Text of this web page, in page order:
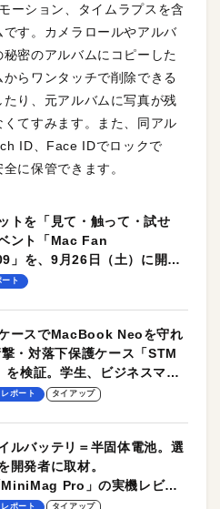
ーション、タイムラプスを含
す。カメラロールやアルバ
密のアルバムにコピーした
らワンタッチで削除できる
り、元アルバムに写真が残
てすみます。また、同アル
ID、Face IDでロックで
に保管できます。
トを「見て・触って・試せ
ント「Mac Fan
」を、9月26日（土）に開催
ート
ースでMacBook Neoを守れ
・対落下保護ケース「STM
検証。学生、ビジネスマン
ースに最適！
レポート タイアップ
ルバッテリ＝半固体電池。選
開発者に取材。
Pro」の実機レビュ
レポート タイアップ